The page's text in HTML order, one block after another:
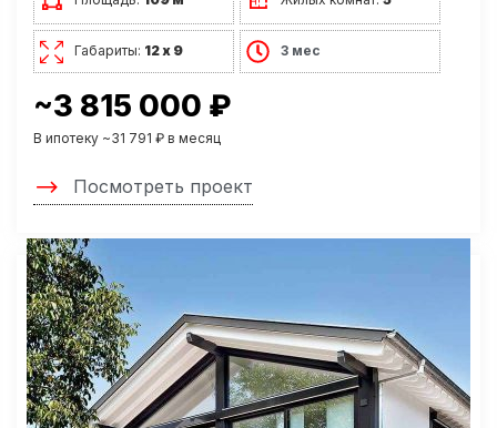
Габариты: 12 х 9 3 мес
~3 815 000 ₽
В ипотеку ~31 791 ₽ в месяц
Посмотреть проект